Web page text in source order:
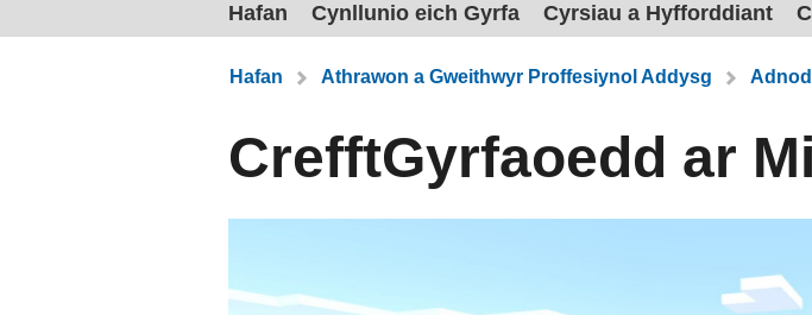
Hafan Cynllunio eich Gyrfa Cyrsiau a Hyfforddiant
Rydych chi yma:
Hafan Athrawon a Gweithwyr Proffesiynol Addysg
CrefftGyrfaoedd ar